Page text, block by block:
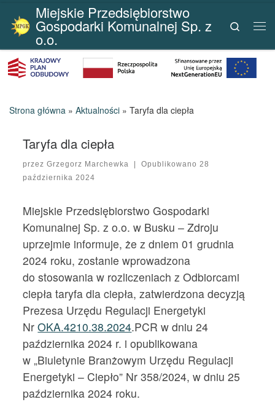
Przejdź do treści
Miejskie Przedsiębiorstwo
Gospodarki Komunalnej Sp. z
o.o.
Search
Strona główna » Aktualności » Taryfa dla ciepła
Taryfa dla ciepła
przezGrzegorz Marchewka | Opublikowano 28
października 2024
Miejskie Przedsiębiorstwo Gospodarki
Komunalnej Sp. z o.o. w Busku – Zdroju
uprzejmie informuje, że z dniem 01 grudnia
2024 roku, zostanie wprowadzona
do stosowania w rozliczeniach z Odbiorcami
ciepła taryfa dla ciepła, zatwierdzona decyzją
Prezesa Urzędu Regulacji Energetyki
NrOKA.4210.38.2024.PCR w dniu 24
października 2024 r. i opublikowana
w „Biuletynie Branżowym Urzędu Regulacji
Energetyki – Ciepło” Nr 358/2024, w dniu 25
października 2024 roku.